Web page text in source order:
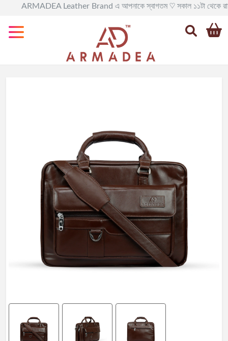
ARMADEA Leather Brand এ আপনাকে স্বাগতম ♡ সকাল ১১টা থেকে রাত ৯টা
Collection
Ladies
Belt